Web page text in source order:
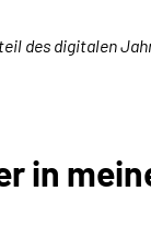
des digitalen
in